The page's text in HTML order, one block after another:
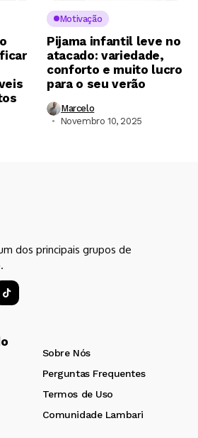
Motivação
Pijama infantil leve no
atacado: variedade,
conforto e muito lucro
para o seu verão
Marcelo
Novembro 10, 2025
dos principais grupos de
Sobre Nós
Perguntas Frequentes
Termos de Uso
Comunidade Lambari